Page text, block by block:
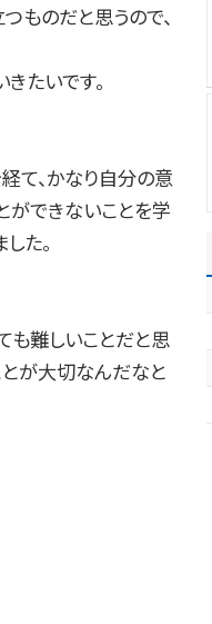
ものだと思うので、
たいです。
て、かなり自分の意
ができないことを学
た。
も難しいことだと思
とが大切なんだなと